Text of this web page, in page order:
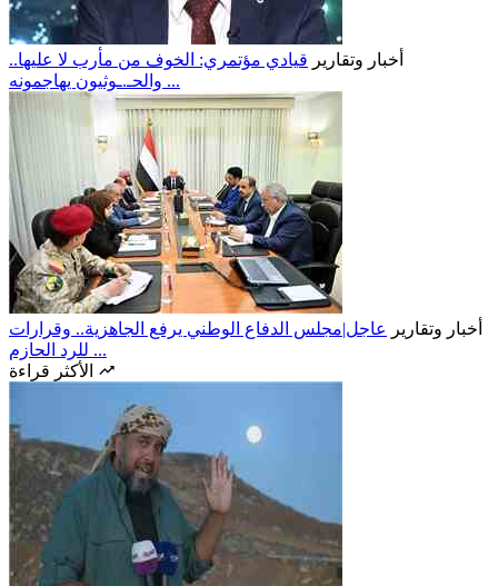
أخبار وتقارير قيادي مؤتمري: الخوف من مأرب لا عليها..
والحـ.ـوثيون يهاجمونه ...
أخبار وتقارير
عاجل|مجلس الدفاع الوطني يرفع الجاهزية.. وقرارات
للرد الحازم ...